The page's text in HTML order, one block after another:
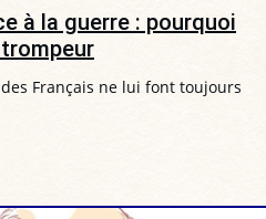
à la guerre : pourquoi
Français ne lui font toujours